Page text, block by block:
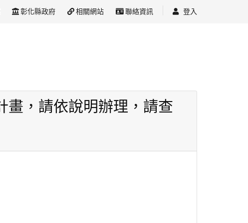
彰化縣政府 相關網站 聯絡資訊 登入
，請依說明辦理，請查